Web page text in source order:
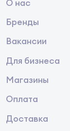
О нас
Бренды
Вакансии
Для бизнеса
Магазины
Оплата
Доставка